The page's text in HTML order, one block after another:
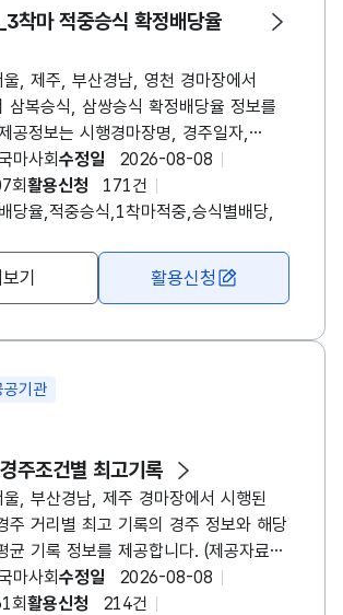
착마 적중승식 확정배당율
, 제주, 부산경남, 영천 경마장에서
삼복승식, 삼쌍승식 확정배당율 정보를
공정보는 시행경마장명, 경주일자,
, 1착마출주번호, 2착마출주번호,
, 배당율 자료입니다.) ※ 경마용어
식 : 1등으로 도착할 말 1두를
식입니다. - 연승식 : 1~3등 안에 들어올
키는 방식입니다. - 복연승식 : 1~3등
2두를 순서에 상관없이 적중시키는
관없이 적중시키는 방식입니다. -
식입니다. - 삼복승식 : 1등, 2등 및
말 3두를 순서에 상관없이 적중시키는
삼쌍승식 : 1등, 2등, 3등으로 들어올 말
적중시키는 방식입니다. ※ 영천경마
메세지 경마장번호(meet)에 4를 입력시
조회할 수 있습니다.
마사회 수정일
2026-08-08
회 활용신청
171건
당율,적중승식,1착마적중,승식별배당,
기 활용신청
공기관
주조건별 최고기록
, 부산경남, 제주 경마장에서 시행된
주 거리별 최고 기록의 경주 정보와 해당
균 기록 정보를 제공합니다. (제공자료는
경주일자, 경주번호, 경주거리, 마명,
급, 산지, 최고기록, 평균기록,
마사회 수정일
2026-08-08
회 활용신청
214건